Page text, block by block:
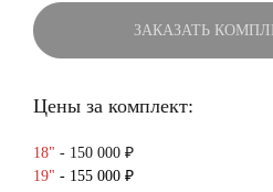
ЗАКАЗАТЬ
Цены за комплект:
18" - 150 000 ₽
19" - 155 000 ₽